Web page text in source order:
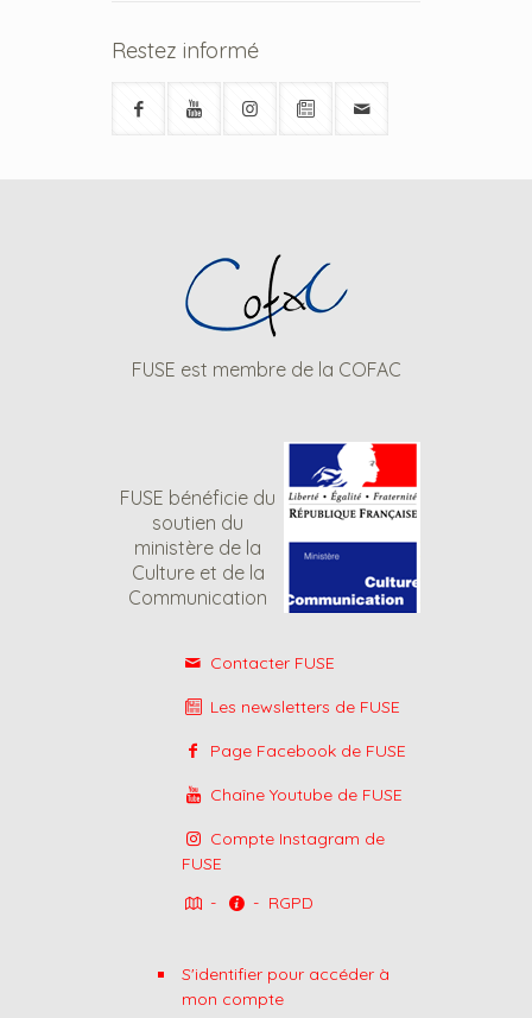
Restez informé
FUSE est membre de la COFAC
FUSE bénéficie du
soutien du
ministère de la
Culture et de la
Communication
Contacter FUSE
Les newsletters de FUSE
Page Facebook de FUSE
Chaîne Youtube de FUSE
Compte Instagram de
FUSE
-
- RGPD
S'identifier pour accéder à
mon compte